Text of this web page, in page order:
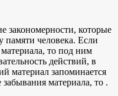
закономерности, которые
памяти человека. Если
то под ним
действий, в
материал запоминается
материала, то .